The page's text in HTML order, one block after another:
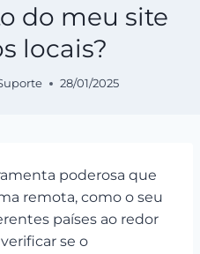
do meu site
locais?
28/01/2025
poderosa que
remota, como o seu
países ao redor
se o